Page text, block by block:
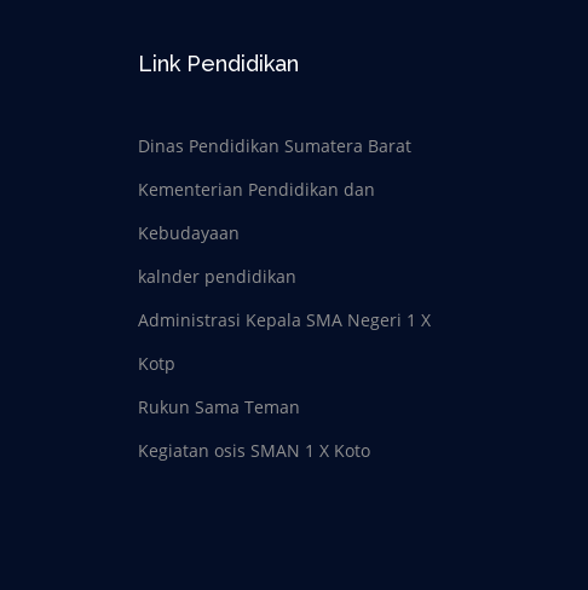
Link Pendidikan
Dinas Pendidikan Sumatera Barat
Kementerian Pendidikan dan
Kebudayaan
kalnder pendidikan
Administrasi Kepala SMA Negeri 1 X
Kotp
Rukun Sama Teman
Kegiatan osis SMAN 1 X Koto